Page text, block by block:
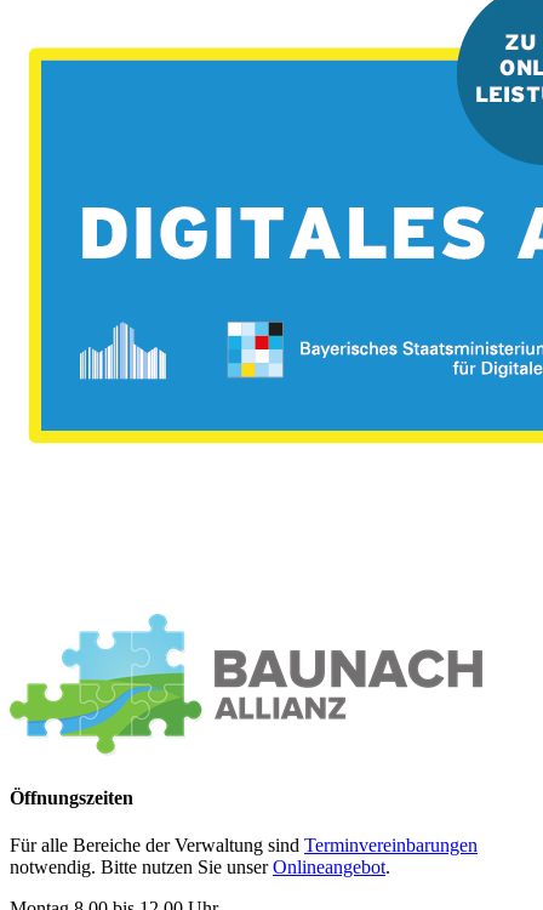
Öffnungszeiten
Für alle Bereiche der Verwaltung sind Terminvereinbarungen
notwendig. Bitte nutzen Sie unserOnlineangebot.